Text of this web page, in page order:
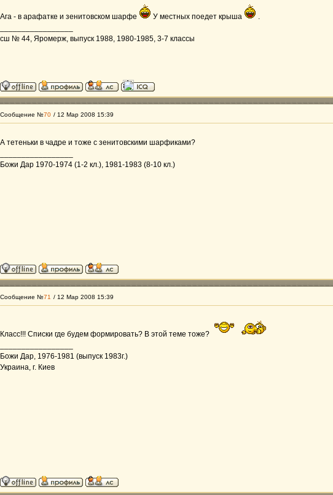
Ага - в арафатке и зенитовском шарфе У местных поедет крыша
.
сш № 44, Яромерж, выпуск 1988, 1980-1985, 3-7 классы
Сообщение №70 / 12 Мар 2008 15:39
А тетеньки в чадре и тоже с зенитовскими шарфиками?
Божи Дар 1970-1974 (1-2 кл.), 1981-1983 (8-10 кл.)
Сообщение №71 / 12 Мар 2008 15:39
Класс!!! Списки где будем формировать? В этой теме тоже?
Божи Дар, 1976-1981 (выпуск 1983г.)
Украина, г. Киев